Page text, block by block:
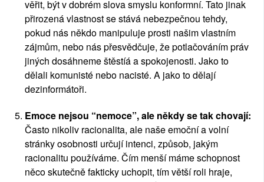
věřit, být v dobrém slova smyslu konformní. Tato jinak
přirozená vlastnost se stává nebezpečnou tehdy,
pokud nás někdo manipuluje prosti našim vlastním
zájmům, nebo nás přesvědčuje, že potlačováním práv
jiných dosáhneme štěstíá a spokojenosti. Jako to
dělali komunisté nebo nacisté. A jako to dělají
dezinformátoři.
Emoce nejsou “nemoce”, ale někdy se tak chovají:
Často nikoliv racionalita, ale naše emoční a volní
stránky osobnosti určují intenci, způsob, jakým
racionalitu používáme. Čím menší máme schopnost
něco skutečně fakticky uchopit, tím větší roli hraje,